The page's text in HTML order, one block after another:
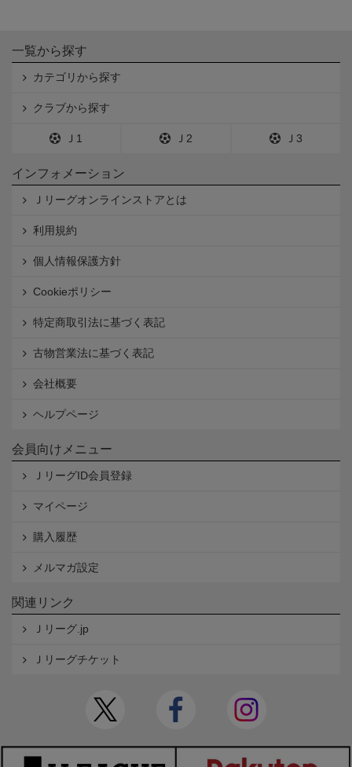
一覧から探す
カテゴリから探す
クラブから探す
Ｊ1 Ｊ2 Ｊ3
インフォメーション
Ｊリーグオンラインストアとは
利用規約
個人情報保護方針
Cookieポリシー
特定商取引法に基づく表記
古物営業法に基づく表記
会社概要
ヘルプページ
会員向けメニュー
ＪリーグID会員登録
マイページ
購入履歴
メルマガ設定
関連リンク
Ｊリーグ.jp
Ｊリーグチケット